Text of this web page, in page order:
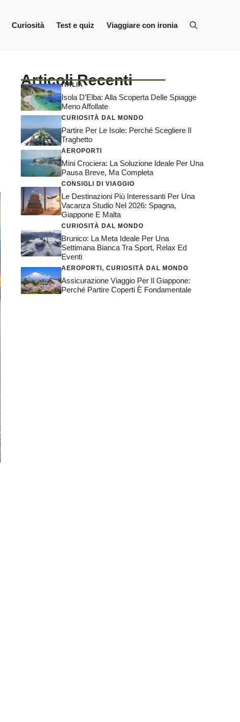
Curiosità Test e quiz Viaggiare con ironia
Articoli Recenti
ITALIA
Isola D’Elba: Alla Scoperta Delle Spiagge
Meno Affollate
CURIOSITÀ DAL MONDO
Partire Per Le Isole: Perché Scegliere Il
Traghetto
AEROPORTI
Mini Crociera: La Soluzione Ideale Per Una
Pausa Breve, Ma Completa
CONSIGLI DI VIAGGIO
Le Destinazioni Più Interessanti Per Una
Vacanza Studio Nel 2026: Spagna,
Giappone E Malta
CURIOSITÀ DAL MONDO
Brunico: La Meta Ideale Per Una
Settimana Bianca Tra Sport, Relax Ed
Eventi
AEROPORTI , CURIOSITÀ DAL MONDO
Assicurazione Viaggio Per Il Giappone:
Perché Partire Coperti È Fondamentale